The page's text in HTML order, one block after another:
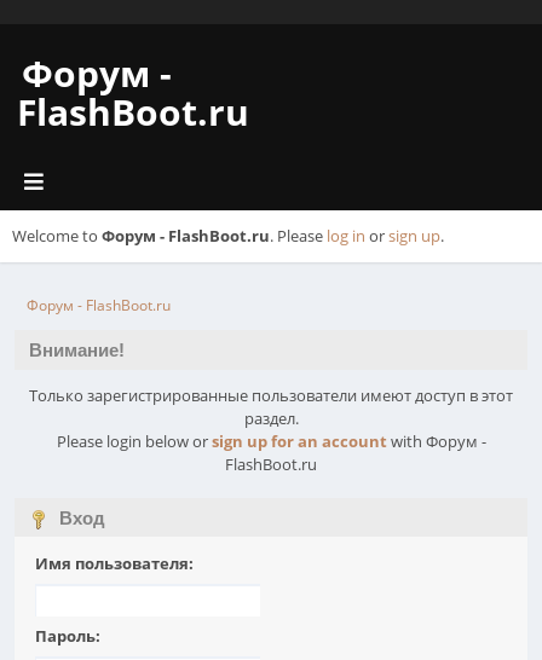
Форум -
FlashBoot.ru
Welcome to Форум - FlashBoot.ru. Please log in orsign up.
Форум - FlashBoot.ru
Внимание!
Только зарегистрированные пользователи имеют доступ в этот
раздел.
Please login below orsign up for an accountwith Форум -
FlashBoot.ru
Вход
Имя пользователя:
Пароль: